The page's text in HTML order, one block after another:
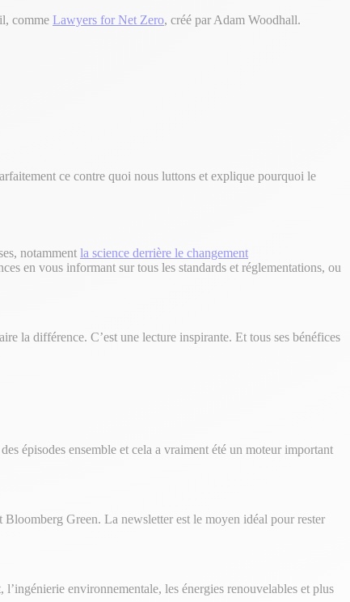
comme Lawyers for Net Zero, créé par Adam Woodhall.
ce contre quoi nous luttons et explique pourquoi le
notamment la science derrière le changement
en vous informant sur tous les standards et réglementations, ou
la différence. C’est une lecture inspirante. Et tous ses bénéfices
épisodes ensemble et cela a vraiment été un moteur important
Green. La newsletter est le moyen idéal pour rester
environnementale, les énergies renouvelables et plus